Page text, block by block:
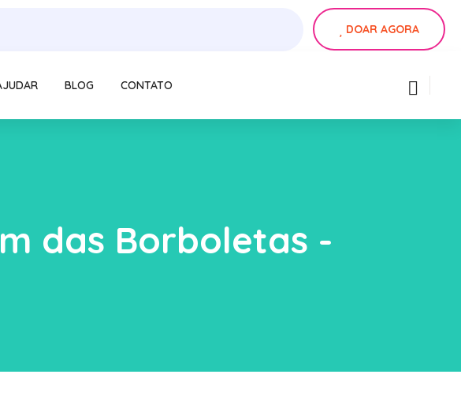
DOAR AGORA
BLOG CONTATO
das Borboletas -